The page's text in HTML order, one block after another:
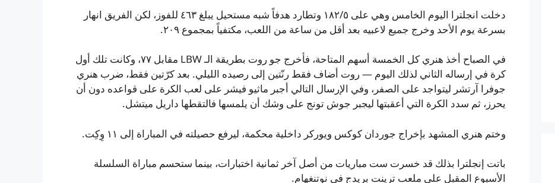
دخلت انجلترا اليوم الخامس وهي على ١٨٢/٥ وتطارد هدفاً شبه مستحيل يبلغ ٤٦٣ للفوز، لكن الفريق انهار
بسرعة يوم الأحد وخرج جميع لاعبيه بعد أقل من ساعة من اللعب، مكتفياً بمجموع ٢٠٩.
في الصباح أخذ هنري كل الخمسة أسهم المتاحة، فأخرج جو روت بطريقة الـ LBW مقابل ٧٧، وكانت تلك أول
كرة في إرساله الثاني لذلك اليوم — روت أضاف فقط رنّتين إلى رصيده الليلي. بعد كرّتين فقط، ضرب هنري
جوفرا آرتشر ليتواجد على الصفر، وفي الإرسال التالي أجبر ماثيو فيشر على لعب الكرة على قواعده دون أن
يحرز، ثم سدد الكرة التي أعقبتها ليجبر جوش تونج على وشك أن يلمسها فالتقطها داريل ميتشل.
وختم هنري المشهد بإخراج جوردان كوكس ويوركر داخلية محكمة، ليرفع حصيلته في المباراة إلى ١١ وِكِت.
باتت إنجلترا بذلك قد خسرت ست مباريات من أصل آخر ثمانية اختبارات، بينما ستحسم مباراة السلسلة
الأسبوع المقبل على ملعب ترينت بريدج في نوتنغهام.